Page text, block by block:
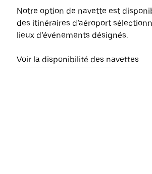
Notre option de navette est
des itinéraires d’aéroport
lieux d’événements désignés.
Voir la disponibilité des navettes